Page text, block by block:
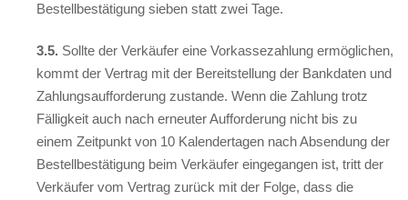
Bestellbestätigung sieben statt zwei Tage.
3.5. Sollte der Verkäufer eine Vorkassezahlung ermöglichen,
kommt der Vertrag mit der Bereitstellung der Bankdaten und
Zahlungsaufforderung zustande. Wenn die Zahlung trotz
Fälligkeit auch nach erneuter Aufforderung nicht bis zu
einem Zeitpunkt von 10 Kalendertagen nach Absendung der
Bestellbestätigung beim Verkäufer eingegangen ist, tritt der
Verkäufer vom Vertrag zurück mit der Folge, dass die